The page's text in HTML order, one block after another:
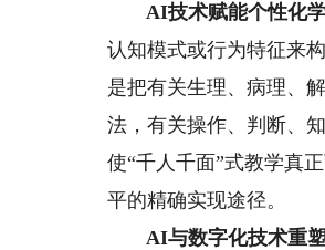
AI技术赋能个性化学
认知模式或行为特征来
是把有关生理、病理、
法，有关操作、判断、
使“千人千面”式教学真
平的精确实现途径。
AI与数字化技术重塑